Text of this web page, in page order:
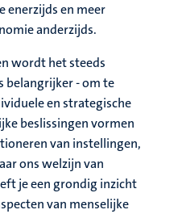
enerzijds en meer
anderzijds.
wordt het steeds
belangrijker - om te
en strategische
beslissingen vormen
van instellingen,
ons welzijn van
je een grondig inzicht
van menselijke